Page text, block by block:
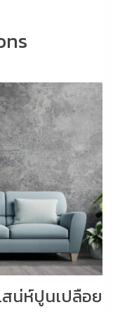
สน่ห์ปูนเปลือย